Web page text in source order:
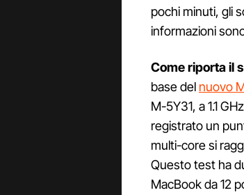
pochi minuti, gli
informazioni
Come riporta il
base del nuovo
M-5Y31, a 1.1
registrato un
multi-core si
Questo test ha
MacBook da 12